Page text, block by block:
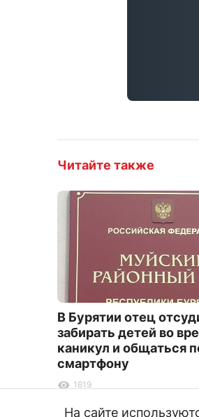
Читайте также
В Бурятии отец
забирать детей во
каникул и общаться
смартфону
1819
На сайте